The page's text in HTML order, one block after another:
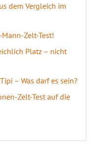
dem Vergleich im
Zelt-Test!
Platz – nicht
– Was darf es sein?
Zelt-Test auf die